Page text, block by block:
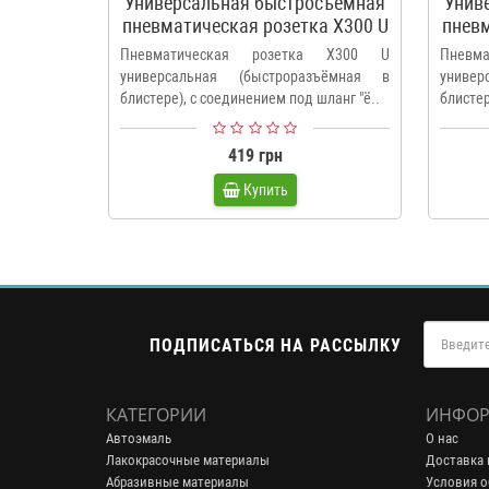
пневматическая розетка Х300 U
8 мм Walcom
Пневматическая розетка Х300 U
универсальная (быстроразъёмная в
блистере), с соединением под шланг "ё..
419 грн
Купить
ПОДПИСАТЬСЯ НА РАССЫЛКУ
КАТЕГОРИИ
Автоэмаль
Лакокрасочные материалы
Абразивные материалы
О нас
Доставка
Условия